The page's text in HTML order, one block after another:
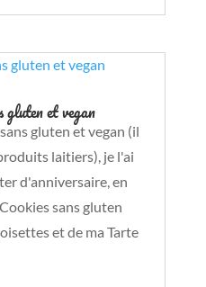
gluten et vegan
gluten et vegan (il
laitiers), je l'ai
d'anniversaire, en
sans gluten
et de ma Tarte